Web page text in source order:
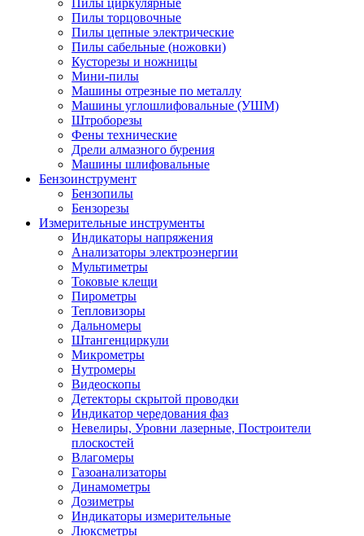
Пилы торцовочные
Пилы цепные электрические
Пилы сабельные (ножовки)
Кусторезы и ножницы
Мини-пилы
Машины отрезные по металлу
Машины углошлифовальные (УШМ)
Штроборезы
Фены технические
Дрели алмазного бурения
Машины шлифовальные
Бензоинструмент
Бензопилы
Бензорезы
Измерительные инструменты
Индикаторы напряжения
Анализаторы электроэнергии
Мультиметры
Токовые клещи
Пирометры
Тепловизоры
Дальномеры
Штангенциркули
Микрометры
Нутромеры
Видеоскопы
Детекторы скрытой проводки
Индикатор чередования фаз
Невелиры, Уровни лазерные, Построители
плоскостей
Влагомеры
Газоанализаторы
Динамометры
Дозиметры
Индикаторы измерительные
Люксметры